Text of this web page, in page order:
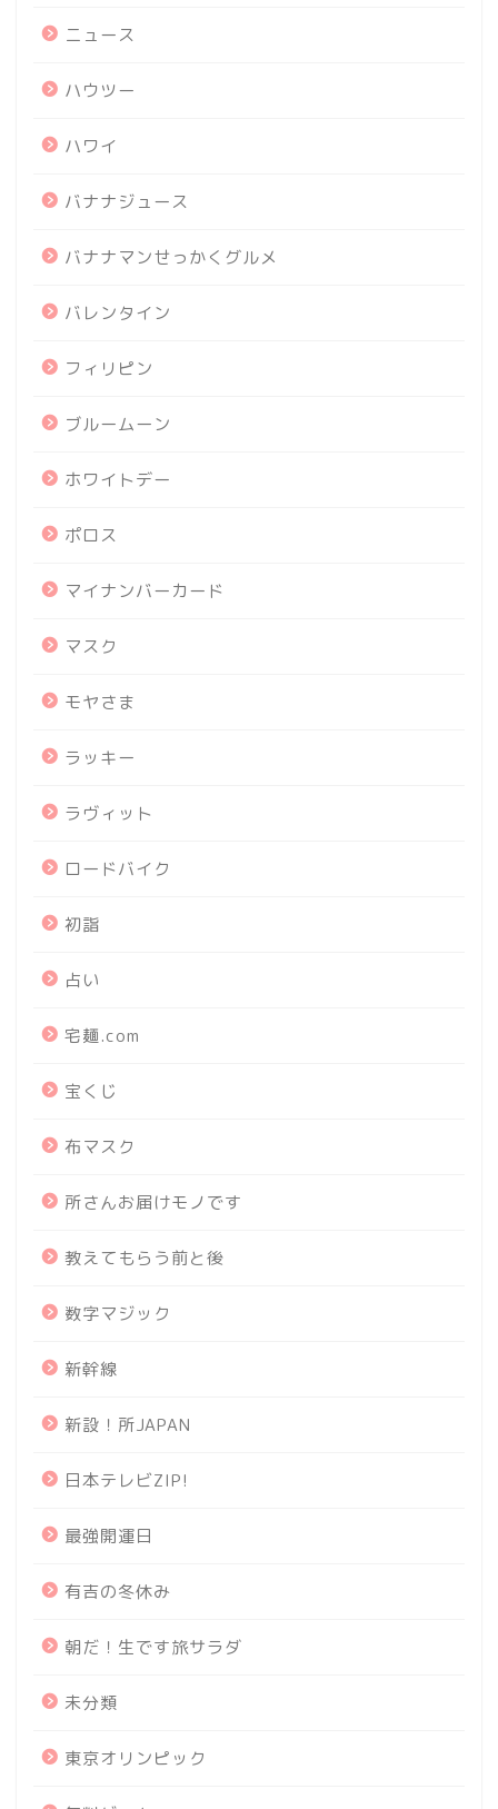
ニュース
ハウツー
ハワイ
バナナジュース
バナナマンせっかくグルメ
バレンタイン
フィリピン
ブルームーン
ホワイトデー
ポロス
マイナンバーカード
マスク
モヤさま
ラッキー
ラヴィット
ロードバイク
初詣
占い
宅麺.com
宝くじ
布マスク
所さんお届けモノです
教えてもらう前と後
数字マジック
新幹線
新設！所JAPAN
日本テレビZIP!
最強開運日
有吉の冬休み
朝だ！生です旅サラダ
未分類
東京オリンピック